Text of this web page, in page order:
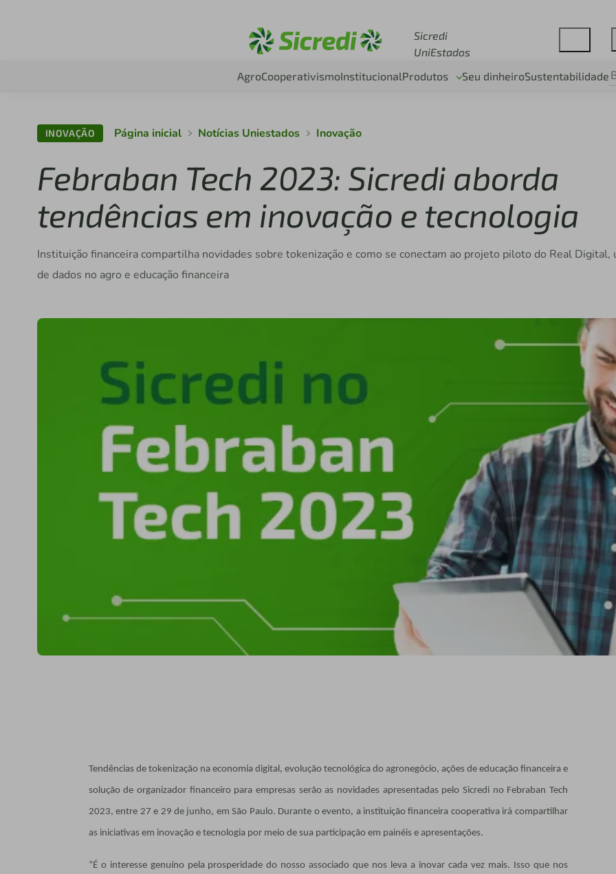
Sicredi
UniEstados
AgroCooperativismoInstitucionalProdutos Seu dinheiroSustentabilidade
INOVAÇÃO Página inicial Notícias Uniestados Inovação
Febraban Tech 2023: Sicredi aborda
tendências em inovação e tecnologia
Instituição financeira compartilha novidades sobre tokenização e como se conectam ao projeto piloto do Real Digital,
de dados no agro e educação financeira
Tendências de tokenização na economia digital, evolução tecnológica do agronegócio, ações de educação financeira e
solução de organizador financeiro para empresas serão as novidades apresentadas pelo Sicredi no Febraban Tech
2023, entre 27 e 29 de junho, em São Paulo. Durante o evento, a instituição financeira cooperativa irá compartilhar
as iniciativas em inovação e tecnologia por meio de sua participação em painéis e apresentações.
“É o interesse genuíno pela prosperidade do nosso associado que nos leva a inovar cada vez mais. Isso que nos